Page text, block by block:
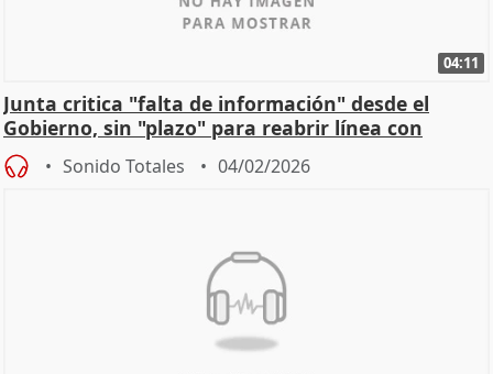
04:11
Junta critica "falta de información" desde el
Gobierno, sin "plazo" para reabrir línea con
Madrid
Sonido Totales 04/02/2026